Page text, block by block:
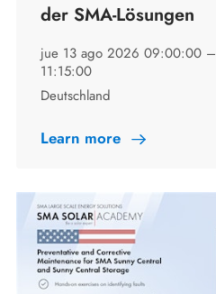
der SMA-Lösungen
jue 13 ago 2026 09:00:00 –
11:15:00
Deutschland
Learn more